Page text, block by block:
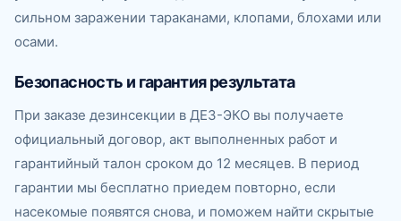
сильном заражении тараканами, клопами, блохами или
осами.
Безопасность и гарантия результата
При заказе дезинсекции в ДЕЗ-ЭКО вы получаете
официальный договор, акт выполненных работ и
гарантийный талон сроком до 12 месяцев. В период
гарантии мы бесплатно приедем повторно, если
насекомые появятся снова, и поможем найти скрытые